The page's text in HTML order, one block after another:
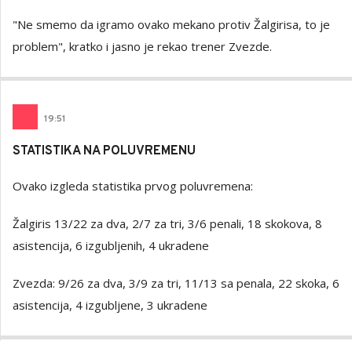
"Ne smemo da igramo ovako mekano protiv Žalgirisa, to je
problem", kratko i jasno je rekao trener Zvezde.
19:51
STATISTIKA NA POLUVREMENU
Ovako izgleda statistika prvog poluvremena:
Žalgiris 13/22 za dva, 2/7 za tri, 3/6 penali, 18 skokova, 8
asistencija, 6 izgubljenih, 4 ukradene
Zvezda: 9/26 za dva, 3/9 za tri, 11/13 sa penala, 22 skoka, 6
asistencija, 4 izgubljene, 3 ukradene